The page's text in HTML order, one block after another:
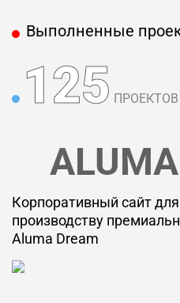
Выполненные
125 ПРОЕКТОВ
Корпоративный сайт
производству
Aluma Dream